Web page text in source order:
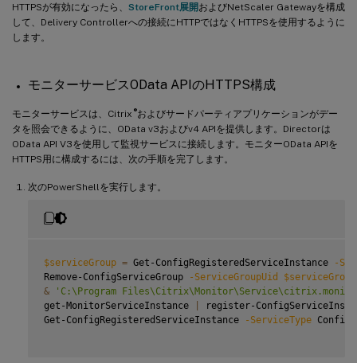
HTTPSが有効になったら、 StoreFront展開およびNetScaler Gatewayを構成
して、Delivery Controllerへの接続にHTTPではなくHTTPSを使用するように
します。
モニターサービスOData APIのHTTPS構成
モニターサービスは、Citrix ®およびサードパーティアプリケーションがデー
タを照会できるように、OData v3およびv4 APIを提供します。Directorは
OData API V3を使用して監視サービスに接続します。モニターOData APIを
HTTPS用に構成するには、次の手順を完了します。
次のPowerShellを実行します。
$serviceGroup = Get-ConfigRegisteredServiceInstance
-
Remove-ConfigServiceGroup
-ServiceGroupUid
$serviceGroup
&
'C:\Program
get-MonitorServiceInstance
register-
Get-ConfigRegisteredServiceInstance
-ServiceType Config